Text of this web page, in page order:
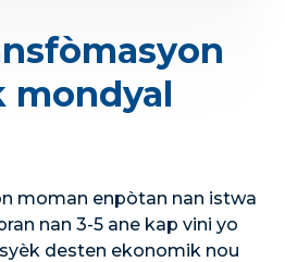
mondyal
moman enpòtan nan istwa
nan 3-5 ane kap vini yo
desten ekonomik nou